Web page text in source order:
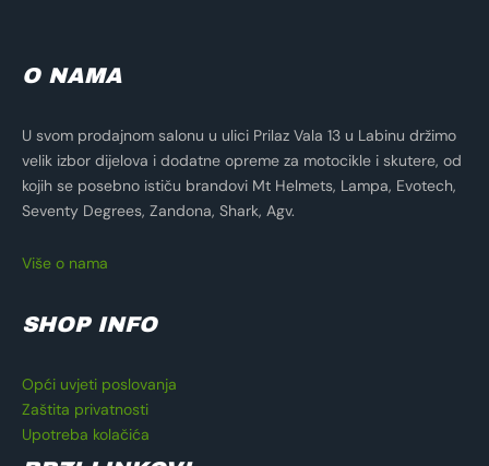
O NAMA
U svom prodajnom salonu u ulici Prilaz Vala 13 u Labinu držimo
velik izbor dijelova i dodatne opreme za motocikle i skutere, od
kojih se posebno ističu brandovi Mt Helmets, Lampa, Evotech,
Seventy Degrees, Zandona, Shark, Agv.
Više o nama
SHOP INFO
Opći uvjeti poslovanja
Zaštita privatnosti
Upotreba kolačića